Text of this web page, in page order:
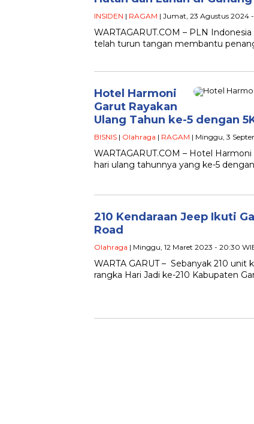
INSIDEN | RAGAM | Jumat, 23 Agustus 2024 -
WARTAGARUT.COM – PLN
telah turun tangan membantu
Hotel Harmoni
Garut Rayakan
Ulang Tahun ke-5 dengan
BISNIS | Olahraga | RAGAM | Minggu, 3
WARTAGARUT.COM – Hotel
hari ulang tahunnya yang ke-5
210 Kendaraan Jeep Ikuti
Road
Olahraga | Minggu, 12 Maret 2023 - 20:30
WARTA GARUT – Sebanyak 210
rangka Hari Jadi ke-210 Kabupaten